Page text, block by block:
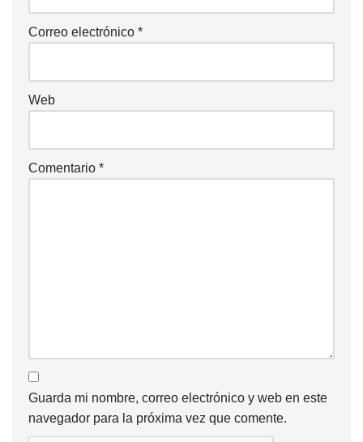
Correo electrónico *
Web
Comentario *
Guarda mi nombre, correo electrónico y web en este
navegador para la próxima vez que comente.